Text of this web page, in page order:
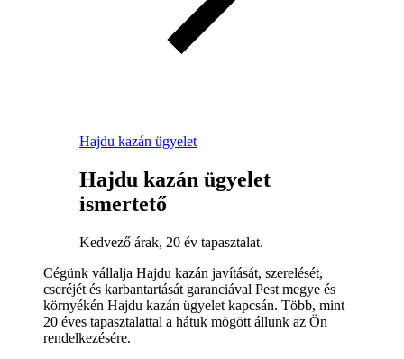
Hajdu kazán ügyelet
Hajdu kazán ügyelet
ismertető
Kedvező árak, 20 év tapasztalat.
Cégünk vállalja Hajdu kazán javítását, szerelését,
cseréjét és karbantartását garanciával Pest megye és
környékén Hajdu kazán ügyelet kapcsán. Több, mint
20 éves tapasztalattal a hátuk mögött állunk az Ön
rendelkezésére.